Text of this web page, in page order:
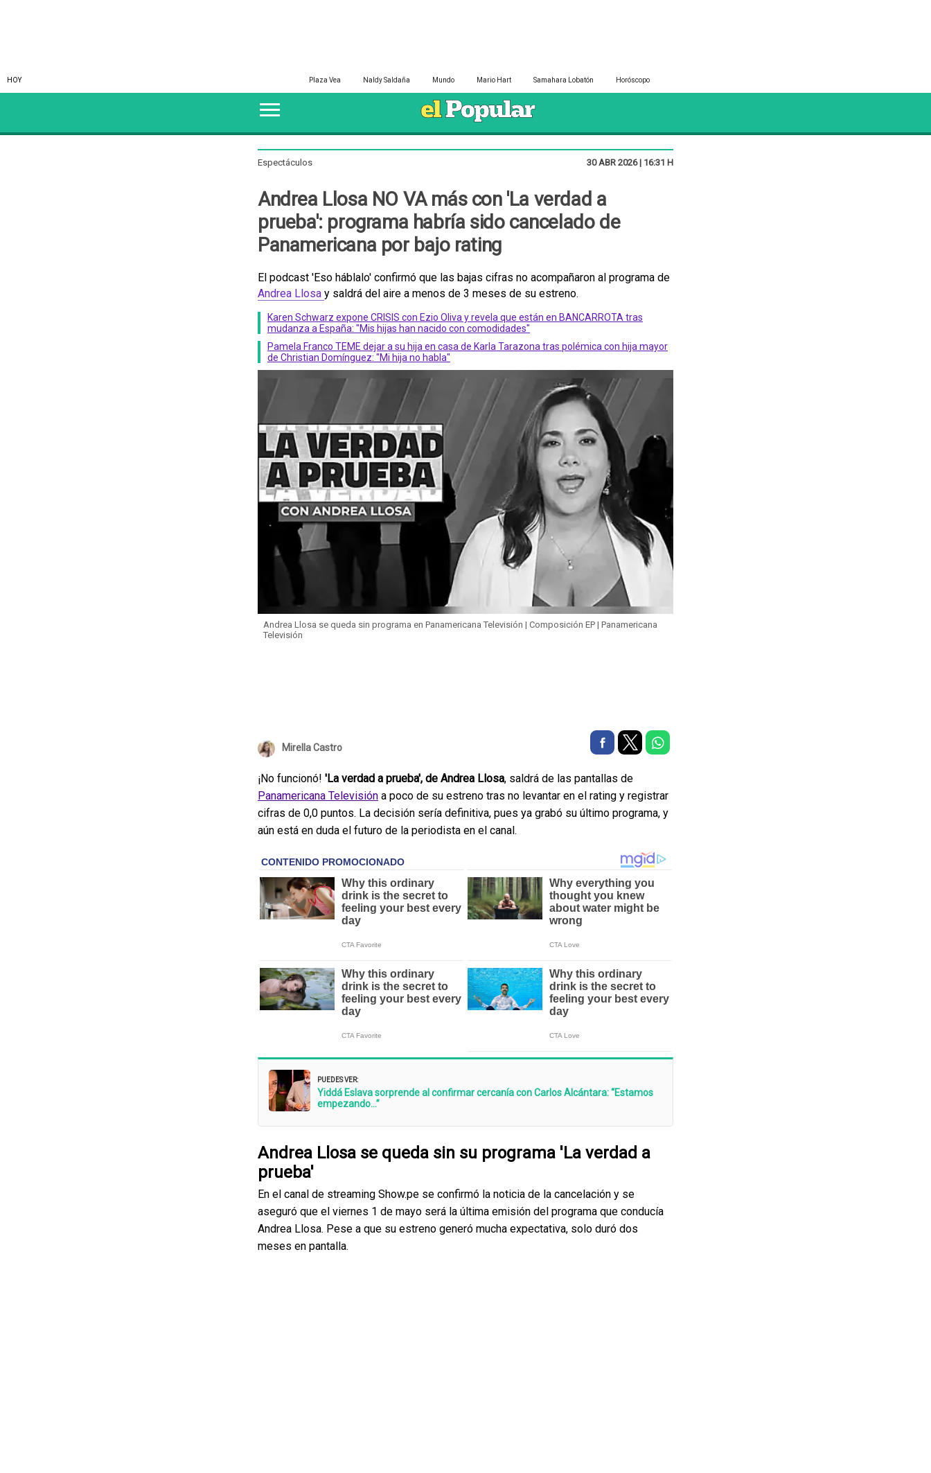
HOY Plaza Vea Naldy Saldaña Mundo Mario Hart Samahara Lobatón Horóscopo
Espectáculos 30 ABR 2026 | 16:31 H
Andrea Llosa NO VA más con 'La verdad a
prueba': programa habría sido cancelado de
Panamericana por bajo rating
El podcast 'Eso háblalo' confirmó que las bajas cifras no acompañaron al programa de
Andrea Llosa y saldrá del aire a menos de 3 meses de su estreno.
Karen Schwarz expone CRISIS con Ezio Oliva y revela que están en BANCARROTA tras
mudanza a España: "Mis hijas han nacido con comodidades"
Pamela Franco TEME dejar a su hija en casa de Karla Tarazona tras polémica con hija mayor
de Christian Domínguez: "Mi hija no habla"
Andrea Llosa se queda sin programa en Panamericana Televisión | Composición EP | Panamericana
Televisión
Mirella Castro
¡No funcionó! 'La verdad a prueba', de Andrea Llosa, saldrá de las pantallas de
Panamericana Televisión a poco de su estreno tras no levantar en el rating y registrar
cifras de 0,0 puntos. La decisión sería definitiva, pues ya grabó su último programa, y
aún está en duda el futuro de la periodista en el canal.
PUEDES VER:
Yiddá Eslava sorprende al confirmar cercanía con Carlos Alcántara: “Estamos
empezando…”
Andrea Llosa se queda sin su programa 'La verdad a
prueba'
En el canal de streaming Show.pe se confirmó la noticia de la cancelación y se
aseguró que el viernes 1 de mayo será la última emisión del programa que conducía
Andrea Llosa. Pese a que su estreno generó mucha expectativa, solo duró dos
meses en pantalla.